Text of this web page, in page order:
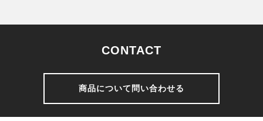
CONTACT
商品について問い合わせる